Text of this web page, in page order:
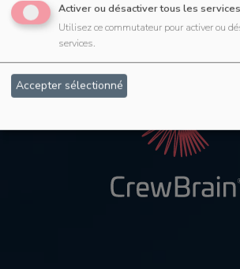
Activer ou désactiver tous les services
Utilisez ce commutateur pour activer ou
services.
Accepter sélectionné